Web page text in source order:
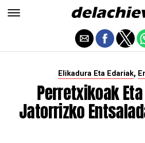
Elikadura Eta Edariak,
Perretxikoak
Jatorrizko